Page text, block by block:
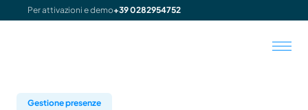
Per attivazioni e demo+39 0282954752
Gestione presenze